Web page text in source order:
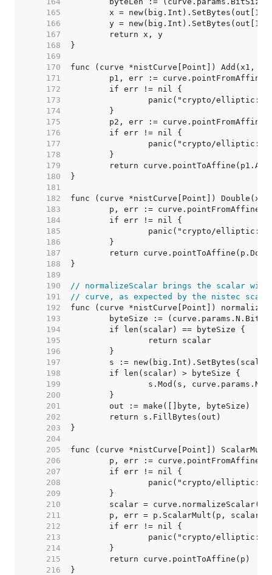
   165
   166
   167
   168
   169
   170
   171
   172
   173
   174
   175
   176
   177
   178
   179
   180
   181
   182
   183
   184
   185
   186
   187
   188
   189
   190
// normalizeScalar brings the scalar
   191
// curve, as expected by the nistec
   192
   193
   194
   195
   196
   197
   198
   199
   200
   201
   202
   203
   204
   205
   206
   207
   208
   209
   210
   211
   212
   213
   214
   215
   216